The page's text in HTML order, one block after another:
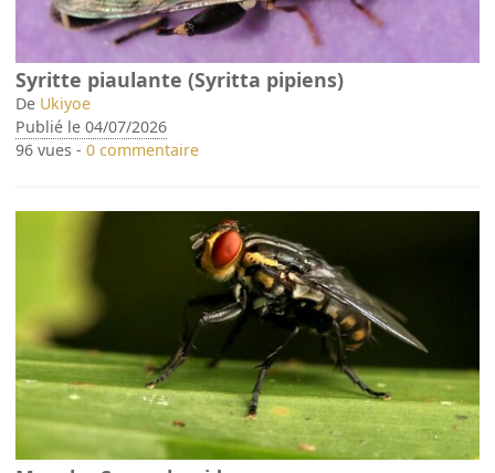
Syritte piaulante (Syritta pipiens)
De Ukiyoe
Publié le 04/07/2026
96 vues -0 commentaire